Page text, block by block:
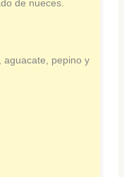
de nueces.
aguacate, pepino y